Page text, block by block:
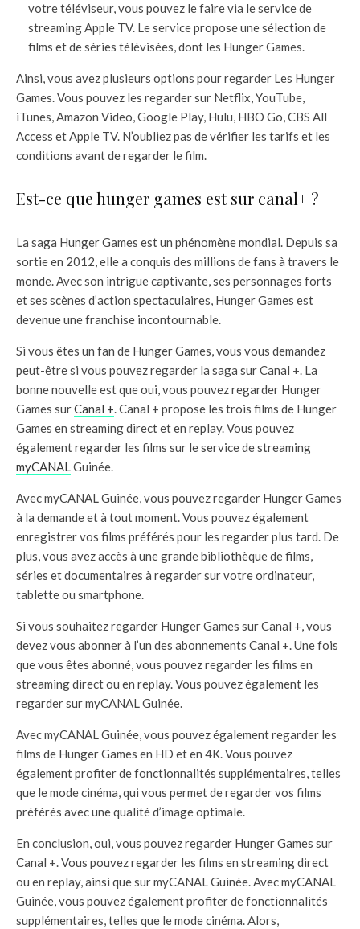
votre téléviseur, vous pouvez le faire via le service de
streaming Apple TV. Le service propose une sélection de
films et de séries télévisées, dont les Hunger Games.
Ainsi, vous avez plusieurs options pour regarder Les Hunger
Games. Vous pouvez les regarder sur Netflix, YouTube,
iTunes, Amazon Video, Google Play, Hulu, HBO Go, CBS All
Access et Apple TV. N’oubliez pas de vérifier les tarifs et les
conditions avant de regarder le film.
Est-ce que hunger games est sur canal+ ?
La saga Hunger Games est un phénomène mondial. Depuis sa
sortie en 2012, elle a conquis des millions de fans à travers le
monde. Avec son intrigue captivante, ses personnages forts
et ses scènes d’action spectaculaires, Hunger Games est
devenue une franchise incontournable.
Si vous êtes un fan de Hunger Games, vous vous demandez
peut-être si vous pouvez regarder la saga sur Canal +. La
bonne nouvelle est que oui, vous pouvez regarder Hunger
Games surCanal +. Canal + propose les trois films de Hunger
Games en streaming direct et en replay. Vous pouvez
également regarder les films sur le service de streaming
myCANALGuinée.
Avec myCANAL Guinée, vous pouvez regarder Hunger Games
à la demande et à tout moment. Vous pouvez également
enregistrer vos films préférés pour les regarder plus tard. De
plus, vous avez accès à une grande bibliothèque de films,
séries et documentaires à regarder sur votre ordinateur,
tablette ou smartphone.
Si vous souhaitez regarder Hunger Games sur Canal +, vous
devez vous abonner à l’un des abonnements Canal +. Une fois
que vous êtes abonné, vous pouvez regarder les films en
streaming direct ou en replay. Vous pouvez également les
regarder sur myCANAL Guinée.
Avec myCANAL Guinée, vous pouvez également regarder les
films de Hunger Games en HD et en 4K. Vous pouvez
également profiter de fonctionnalités supplémentaires, telles
que le mode cinéma, qui vous permet de regarder vos films
préférés avec une qualité d’image optimale.
En conclusion, oui, vous pouvez regarder Hunger Games sur
Canal +. Vous pouvez regarder les films en streaming direct
ou en replay, ainsi que sur myCANAL Guinée. Avec myCANAL
Guinée, vous pouvez également profiter de fonctionnalités
supplémentaires, telles que le mode cinéma. Alors,